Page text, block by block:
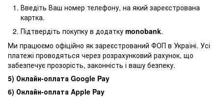
Введіть Ваш номер телефону, на який зареєстрована
картка.
Підтвердіть покупку в додатку monobank.
Ми працюємо офіційно як зареєстрований ФОП в Україні. Усі
платежі проводяться через розрахунковий рахунок, що
забезпечує прозорість, законність і вашу безпеку.
5) Онлайн-оплата Google Pay
6) Онлайн-оплата Apple Pay